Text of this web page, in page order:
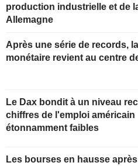
production industrielle et de
Allemagne
Après une série de records,
monétaire revient au centre
Le Dax bondit à un niveau
chiffres de l'emploi américain
étonnamment faibles
Les bourses en hausse